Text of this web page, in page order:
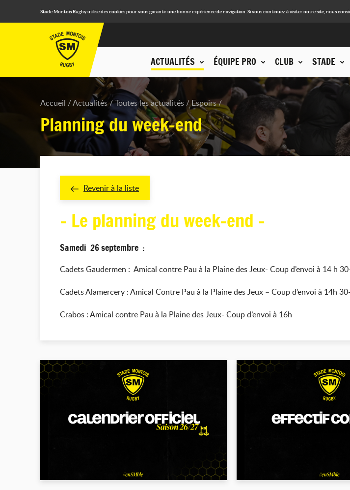
Stade Montois Rugby utilise des cookies pour vous garantir une bonne expérience de navigation. Si vous continuez à visiter notre site, nous
ACTUALITÉS ÉQUIPE PRO CLUB STADE
Accueil Actualités Toutes les actualités Espoirs
Planning du week-end
Revenir à la liste
- Le planning du week-end -
Samedi 26 septembre :
Cadets Gaudermen : Amical contre Pau à la Plaine des Jeux- Coup d’envoi à 14 h
Cadets Alamercery : Amical Contre Pau à la Plaine des Jeux – Coup d’envoi à 14h
Crabos : Amical contre Pau à la Plaine des Jeux- Coup d’envoi à 16h